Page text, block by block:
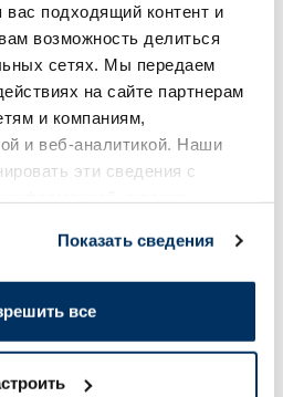
подходящий контент и
возможность делиться
сетях. Мы передаем
на сайте партнерам
и компаниям,
и веб-аналитикой. Наши
эти сведения с
Показать сведения
все
Регулярная цена: 10.99 €
летом ☀️
-60%